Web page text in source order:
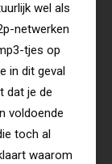
wel als
netwerken
tjes op
in dit geval
dat je de
voldoende
toch al
waarom